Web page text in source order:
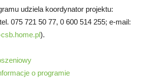
udziela koordynator projektu:
075 721 50 77, 0 600 514 255; e-mail:
).
o programie